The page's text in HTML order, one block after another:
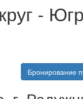
-
Бронирование